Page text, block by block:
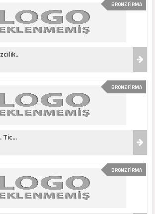
BRONZ FİRMA
BRONZ FİRMA
Tic...
BRONZ FİRMA